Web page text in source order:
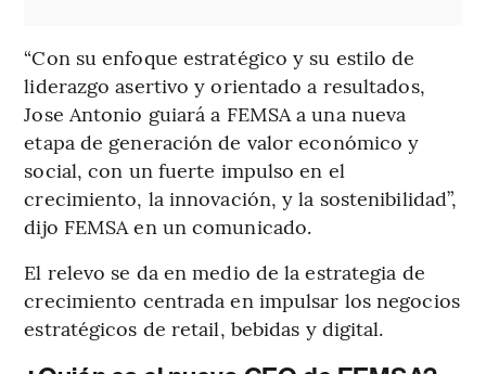
“Con su enfoque estratégico y su estilo de
liderazgo asertivo y orientado a resultados,
Jose Antonio guiará a FEMSA a una nueva
etapa de generación de valor económico y
social, con un fuerte impulso en el
crecimiento, la innovación, y la sostenibilidad”,
dijo FEMSA en un comunicado.
El relevo se da en medio de la estrategia de
crecimiento centrada en impulsar los negocios
estratégicos de retail, bebidas y digital.